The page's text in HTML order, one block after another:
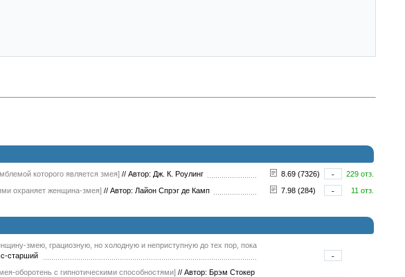
которого является змея] // Автор: Дж. К. Роулинг 8.69 (7326) -
229 отз.
охраняет женщина-змея] // Автор: Лайон Спрэг де Камп 7.98 (284) - 11 отз.
змею, грациозную, но холодную и неприступную до тех пор, пока
старший
-
оборотень с гипнотическими способностями] // Автор: Брэм Стокер